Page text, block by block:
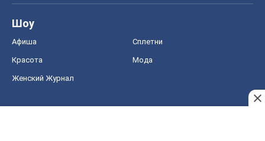
Шоу
Афиша Сплетни
Красота Мода
Женский Журнал